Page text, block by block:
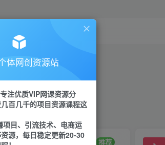
短视频 小红书
佣 招募站长 推荐
体网创资源站
注优质VIP网课资源分
百几千的项目资源课程这
项目、引流技术、电商运
源，每日稳定更新20-30